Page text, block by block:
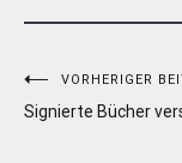
VORHERIGER
Signierte Bücher